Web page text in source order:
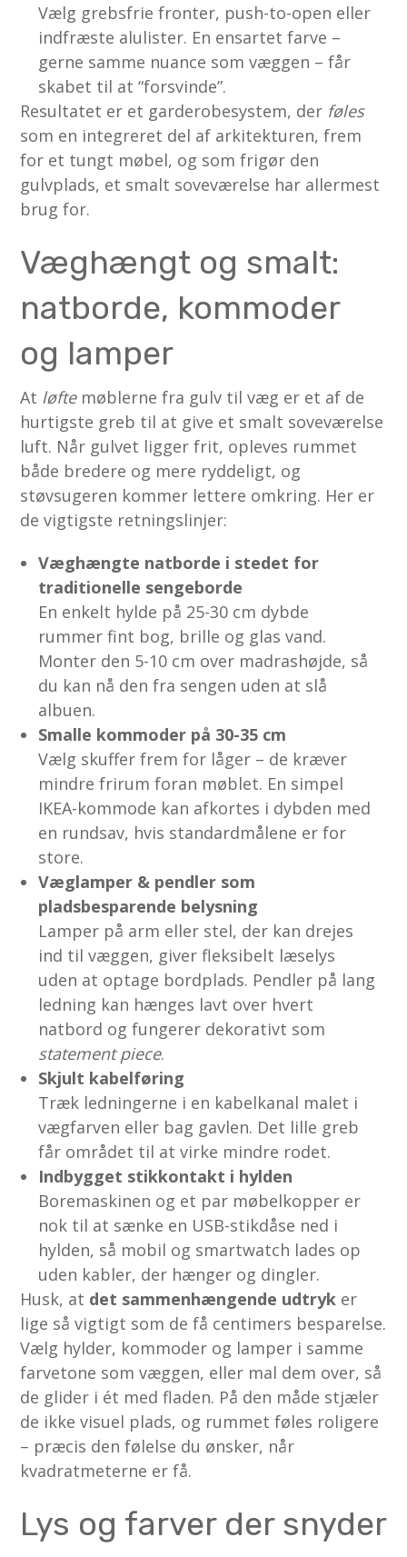
Vælg grebsfrie fronter, push-to-open eller
indfræste alulister. En ensartet farve –
gerne samme nuance som væggen – får
skabet til at “forsvinde”.
Resultatet er et garderobesystem, der føles
som en integreret del af arkitekturen, frem
for et tungt møbel, og som frigør den
gulvplads, et smalt soveværelse har allermest
brug for.
Væghængt og smalt:
natborde, kommoder
og lamper
At løftemøblerne fra gulv til væg er et af de
hurtigste greb til at give et smalt soveværelse
luft. Når gulvet ligger frit, opleves rummet
både bredere og mere ryddeligt, og
støvsugeren kommer lettere omkring. Her er
de vigtigste retningslinjer:
Væghængte natborde i stedet for
traditionelle sengeborde
En enkelt hylde på 25-30 cm dybde
rummer fint bog, brille og glas vand.
Monter den 5-10 cm over madrashøjde, så
du kan nå den fra sengen uden at slå
albuen.
Smalle kommoder på 30-35 cm
Vælg skuffer frem for låger – de kræver
mindre frirum foran møblet. En simpel
IKEA-kommode kan afkortes i dybden med
en rundsav, hvis standardmålene er for
store.
Væglamper & pendler som
pladsbesparende belysning
Lamper på arm eller stel, der kan drejes
ind til væggen, giver fleksibelt læselys
uden at optage bordplads. Pendler på lang
ledning kan hænges lavt over hvert
natbord og fungerer dekorativt som
statement piece.
Skjult kabelføring
Træk ledningerne i en kabelkanal malet i
vægfarven eller bag gavlen. Det lille greb
får området til at virke mindre rodet.
Indbygget stikkontakt i hylden
Boremaskinen og et par møbelkopper er
nok til at sænke en USB-stikdåse ned i
hylden, så mobil og smartwatch lades op
uden kabler, der hænger og dingler.
Husk, at det sammenhængende udtryk er
lige så vigtigt som de få centimers besparelse.
Vælg hylder, kommoder og lamper i samme
farvetone som væggen, eller mal dem over, så
de glider i ét med fladen. På den måde stjæler
de ikke visuel plads, og rummet føles roligere
– præcis den følelse du ønsker, når
kvadratmeterne er få.
Lys og farver der snyder